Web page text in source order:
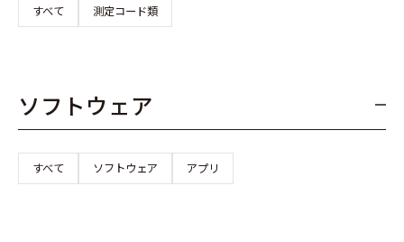
すべて 測定コード類
ソフトウェア
すべて ソフトウェア アプリ